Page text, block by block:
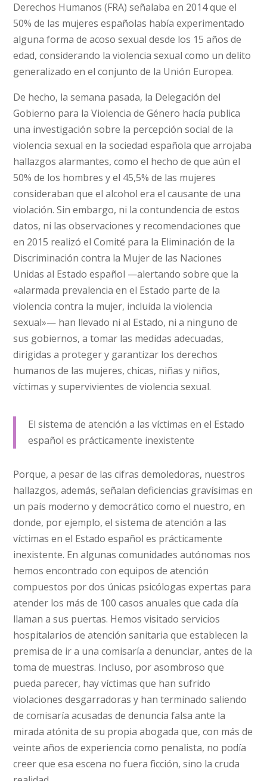
Derechos Humanos (FRA) señalaba en 2014 que el
50% de las mujeres españolas había experimentado
alguna forma de acoso sexual desde los 15 años de
edad, considerando la violencia sexual como un delito
generalizado en el conjunto de la Unión Europea.
De hecho, la semana pasada, la Delegación del
Gobierno para la Violencia de Género hacía publica
una investigación sobre la percepción social de la
violencia sexual en la sociedad española que arrojaba
hallazgos alarmantes, como el hecho de que aún el
50% de los hombres y el 45,5% de las mujeres
consideraban que el alcohol era el causante de una
violación. Sin embargo, ni la contundencia de estos
datos, ni las observaciones y recomendaciones que
en 2015 realizó el Comité para la Eliminación de la
Discriminación contra la Mujer de las Naciones
Unidas al Estado español —alertando sobre que la
«alarmada prevalencia en el Estado parte de la
violencia contra la mujer, incluida la violencia
sexual»— han llevado ni al Estado, ni a ninguno de
sus gobiernos, a tomar las medidas adecuadas,
dirigidas a proteger y garantizar los derechos
humanos de las mujeres, chicas, niñas y niños,
víctimas y supervivientes de violencia sexual.
El sistema de atención a las víctimas en el Estado
español es prácticamente inexistente
Porque, a pesar de las cifras demoledoras, nuestros
hallazgos, además, señalan deficiencias gravísimas en
un país moderno y democrático como el nuestro, en
donde, por ejemplo, el sistema de atención a las
víctimas en el Estado español es prácticamente
inexistente. En algunas comunidades autónomas nos
hemos encontrado con equipos de atención
compuestos por dos únicas psicólogas expertas para
atender los más de 100 casos anuales que cada día
llaman a sus puertas. Hemos visitado servicios
hospitalarios de atención sanitaria que establecen la
premisa de ir a una comisaría a denunciar, antes de la
toma de muestras. Incluso, por asombroso que
pueda parecer, hay víctimas que han sufrido
violaciones desgarradoras y han terminado saliendo
de comisaría acusadas de denuncia falsa ante la
mirada atónita de su propia abogada que, con más de
veinte años de experiencia como penalista, no podía
creer que esa escena no fuera ficción, sino la cruda